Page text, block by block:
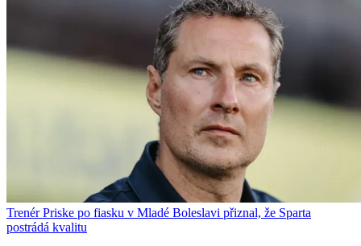
Trenér Priske po fiasku v Mladé Boleslavi přiznal, že Sparta
postrádá kvalitu